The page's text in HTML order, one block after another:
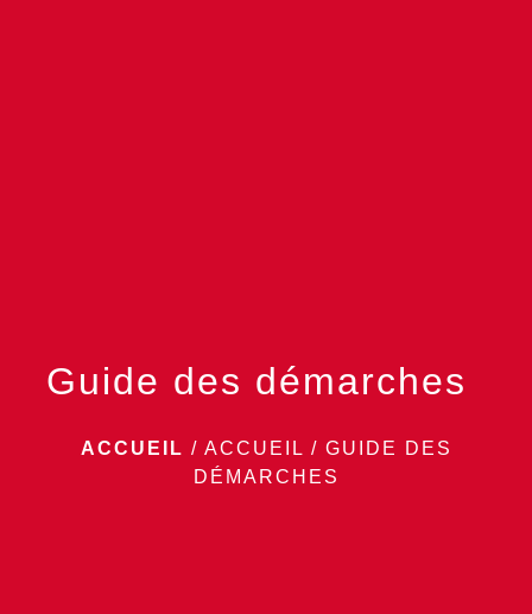
Guide des démarches
ACCUEIL / ACCUEIL / GUIDE DES
DÉMARCHES